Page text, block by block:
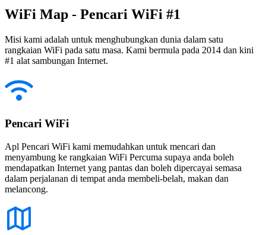
WiFi Map - Pencari WiFi #1
Misi kami adalah untuk menghubungkan dunia dalam satu
rangkaian WiFi pada satu masa. Kami bermula pada 2014 dan kini
#1 alat sambungan Internet.
Pencari WiFi
Apl Pencari WiFi kami memudahkan untuk mencari dan
menyambung ke rangkaian WiFi Percuma supaya anda boleh
mendapatkan Internet yang pantas dan boleh dipercayai semasa
dalam perjalanan di tempat anda membeli-belah, makan dan
melancong.